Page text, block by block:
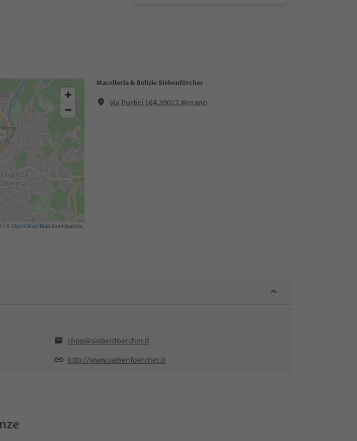
Macelleria & Delizie Siebenförcher
Via Portici 164,39012,Merano
+
−
| ©OpenStreetMapContributors
shop@siebenfoercher.it
http://www.siebenfoercher.it